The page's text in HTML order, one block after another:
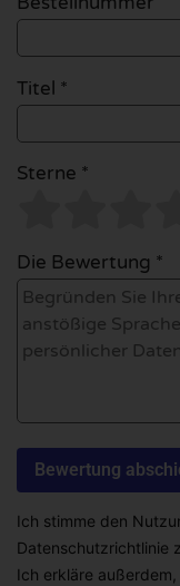
Titel *
Sterne *
Die Bewertung *
Ich stimme den
Datenschutzrichtlinie
Ich erkläre